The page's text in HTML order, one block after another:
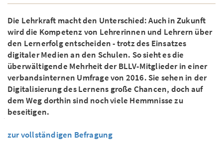
Die Lehrkraft macht den Unterschied: Auch in Zukunft
wird die Kompetenz von Lehrerinnen und Lehrern über
den Lernerfolg entscheiden - trotz des Einsatzes
digitaler Medien an den Schulen. So sieht es die
überwältigende Mehrheit der BLLV-Mitglieder in einer
verbandsinternen Umfrage von 2016. Sie sehen in der
Digitalisierung des Lernens große Chancen, doch auf
dem Weg dorthin sind noch viele Hemmnisse zu
beseitigen.
zur vollständigen Befragung